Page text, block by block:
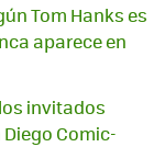
Tom Hanks es
aparece en
invitados
Comic-